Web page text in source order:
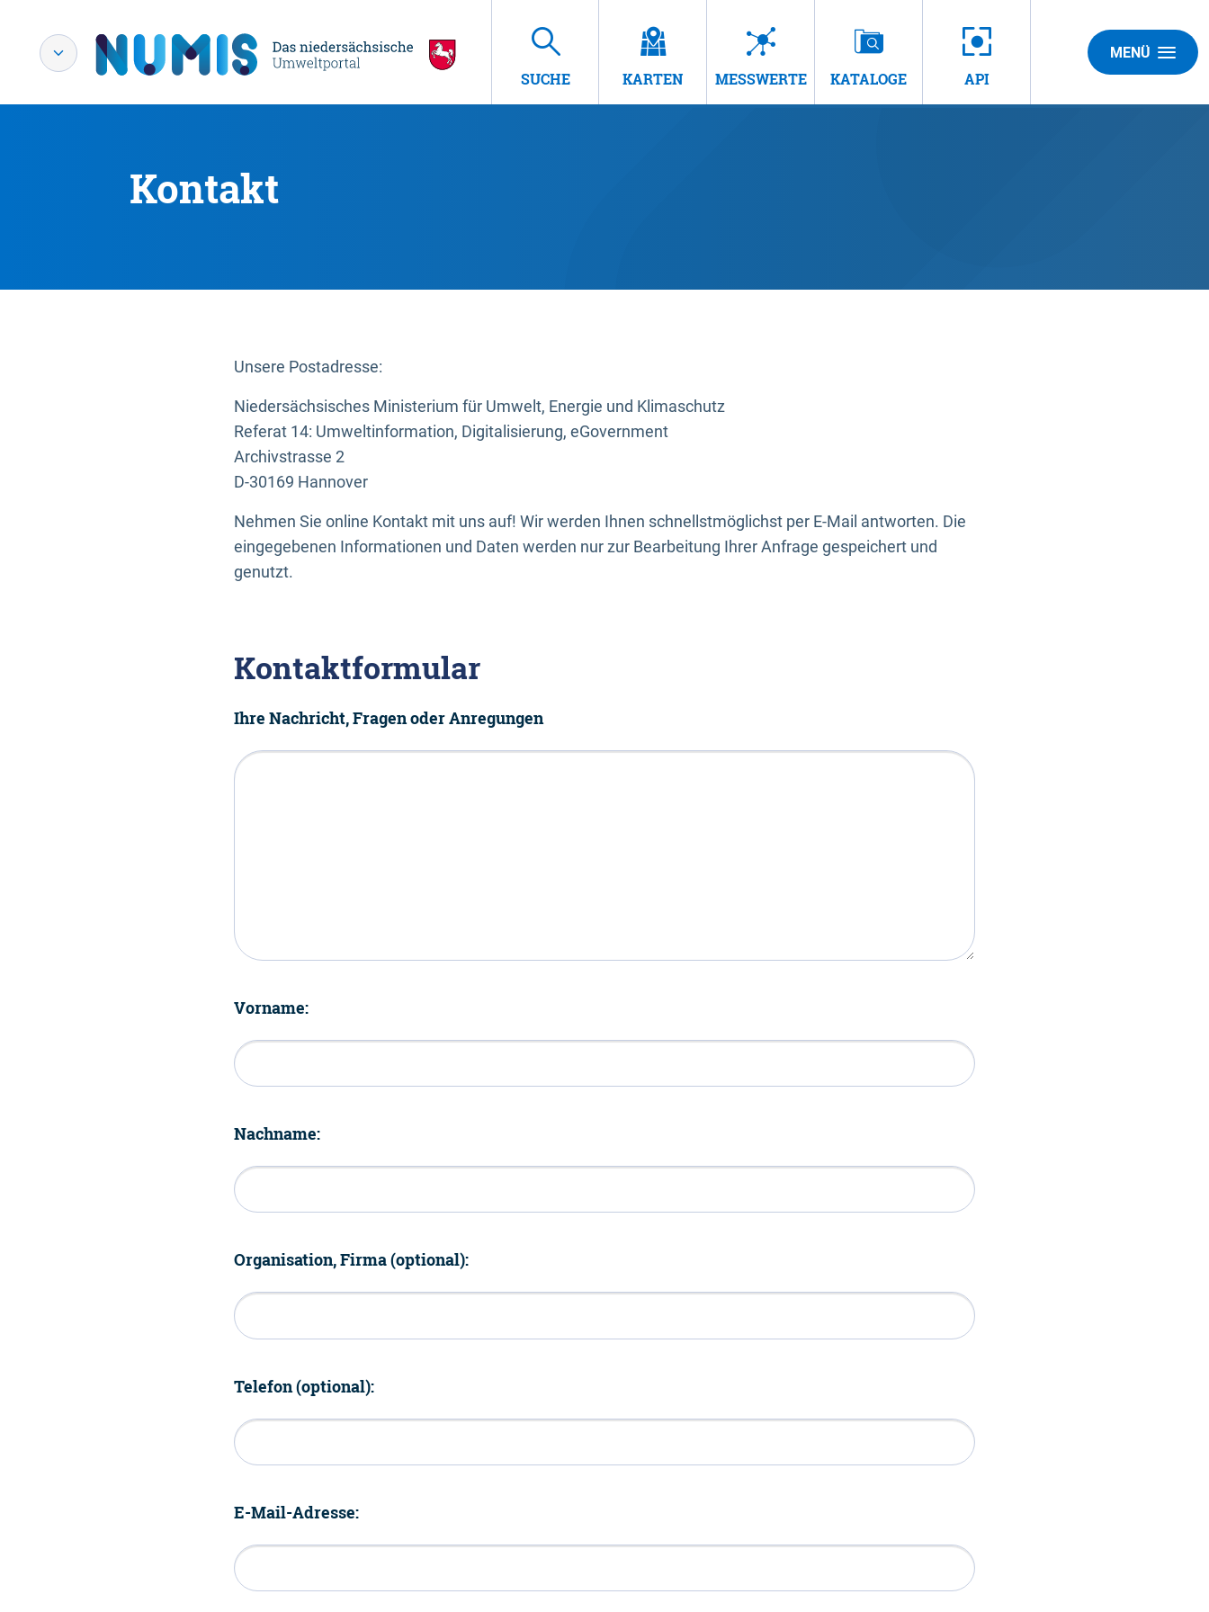
SUCHE KARTEN MESSWERTE KATALOGE API
MENÜ
Kontakt
Unsere Postadresse:
Niedersächsisches Ministerium für Umwelt, Energie und Klimaschutz
Referat 14: Umweltinformation, Digitalisierung, eGovernment
Archivstrasse 2
D-30169 Hannover
Nehmen Sie online Kontakt mit uns auf! Wir werden Ihnen schnellstmöglichst per E-Mail antworten. Die
eingegebenen Informationen und Daten werden nur zur Bearbeitung Ihrer Anfrage gespeichert und
genutzt.
Kontaktformular
Ihre Nachricht, Fragen oder Anregungen
Vorname:
Nachname:
Organisation, Firma (optional):
Telefon (optional):
E-Mail-Adresse: